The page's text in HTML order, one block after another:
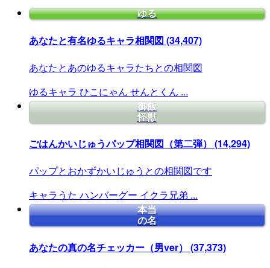
ゆる
あなたと有名ゆるキャラ相関図 (34,407)
あなたとあのゆるキャラたちとの相関図
ゆるキャラ ひこにゃん せんとくん ...
御飯
怪獣
ごはんかいじゅうパップ相関図（第二弾） (14,294)
パップとおかずかいじゅうとの相関図です
キャラうた ハンバーグー イクラ兄弟 ...
本当
の名
あなたの真の名チェッカー（男ver） (37,373)